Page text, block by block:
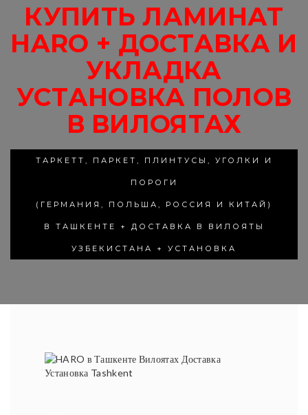
КУПИТЬ ЛАМИНАТ
HARO + ДОСТАВКА И
УКЛАДКА
УСТАНОВКА ПОЛОВ
В ВИЛОЯТАХ
ТАРКЕТТ, ПАРКЕТ, ПЛИНТУСЫ, УГОЛКИ И
ПОРОГИ
(ГЕРМАНИЯ, ПОЛЬША, РОССИЯ И КИТАЙ)
В ТАШКЕНТЕ + ДОСТАВКА В ВИЛОЯТЫ
УЗБЕКИСТАНА + УСТАНОВКА